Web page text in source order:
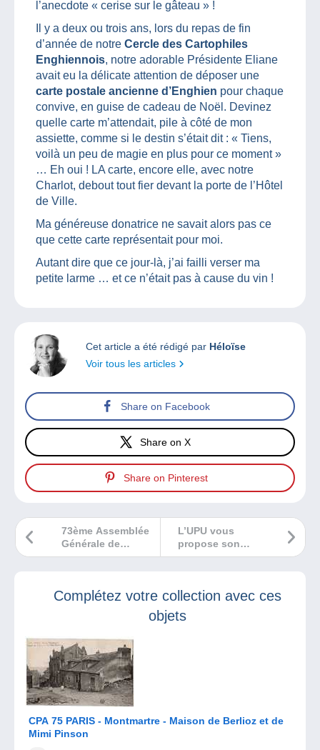
l’anecdote « cerise sur le gâteau » !
Il y a deux ou trois ans, lors du repas de fin
d’année de notre Cercle des Cartophiles
Enghiennois, notre adorable Présidente Eliane
avait eu la délicate attention de déposer une
carte postale ancienne d’Enghien pour chaque
convive, en guise de cadeau de Noël. Devinez
quelle carte m’attendait, pile à côté de mon
assiette, comme si le destin s’était dit : « Tiens,
voilà un peu de magie en plus pour ce moment »
… Eh oui ! LA carte, encore elle, avec notre
Charlot, debout tout fier devant la porte de l’Hôtel
de Ville.
Ma généreuse donatrice ne savait alors pas ce
que cette carte représentait pour moi.
Autant dire que ce jour-là, j’ai failli verser ma
petite larme … et ce n’était pas à cause du vin !
Cet article a été rédigé par Héloïse
Voir tous les articles
Share on Facebook
Share on X
Share on Pinterest
L’UPU vous
propose son
nouveau Coupon
73ème Assemblée
Générale de
Philaposte à Arzon
Complétez votre collection avec ces
objets
CPA 75 PARIS - Montmartre - Maison de Berlioz et de
Mimi Pinson